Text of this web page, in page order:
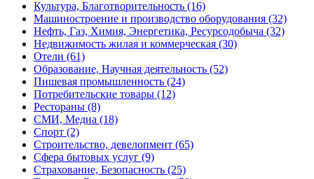
Культура, Благотворительность (16)
Машиностроение и производство оборудования (32)
Нефть, Газ, Химия, Энергетика, Ресурсодобыча (32)
Недвижимость жилая и коммерческая (30)
Отели (61)
Образование, Научная деятельность (52)
Пишевая промышленность (24)
Потребительские товары (12)
Рестораны (8)
СМИ, Медиа (18)
Спорт (2)
Строительство, девелопмент (65)
Сфера бытовых услуг (9)
Страхование, Безопасность (25)